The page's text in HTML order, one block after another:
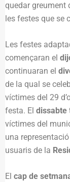
quedar greument
les festes que se
Les festes
començaran el
continuaran el
de la qual se
víctimes del 29
festa. El dissabte
víctimes del
una
usuaris de la
El cap de